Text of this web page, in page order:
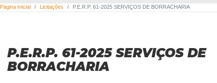
Página Inicial Licitações P.E.R.P. 61-2025 SERVIÇOS DE BORRACHARIA
P.E.R.P. 61-2025 SERVIÇOS DE
BORRACHARIA